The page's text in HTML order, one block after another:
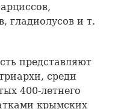
гладиолусов и т.
представляют
среди
400-летнего
крымских